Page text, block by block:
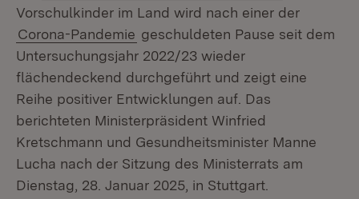
Vorschulkinder im Land wird nach einer der
Corona-Pandemie geschuldeten Pause seit dem
Untersuchungsjahr 2022/23 wieder
flächendeckend durchgeführt und zeigt eine
Reihe positiver Entwicklungen auf. Das
berichteten Ministerpräsident Winfried
Kretschmann und Gesundheitsminister Manne
Lucha nach der Sitzung des Ministerrats am
Dienstag, 28. Januar 2025, in Stuttgart.